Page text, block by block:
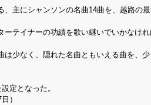
主にシャンソンの名曲14曲を、越路の
テイナーの功績を歌い継いでいかなけ
少なく、隠れた名曲ともいえる曲を、
定となった。
）